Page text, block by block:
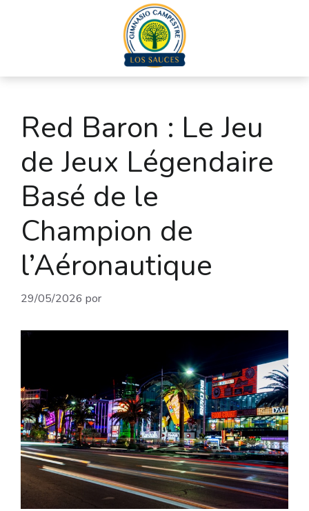
Red Baron : Le Jeu
de Jeux Légendaire
Basé de le
Champion de
l’Aéronautique
29/05/2026 por